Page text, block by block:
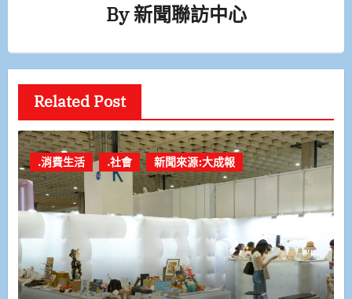
By新聞聯訪中心
Related Post
.消費生活 .社會 新聞來源:大成報